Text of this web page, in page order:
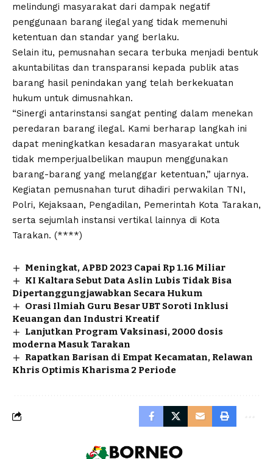
melindungi masyarakat dari dampak negatif
penggunaan barang ilegal yang tidak memenuhi
ketentuan dan standar yang berlaku.
Selain itu, pemusnahan secara terbuka menjadi bentuk
akuntabilitas dan transparansi kepada publik atas
barang hasil penindakan yang telah berkekuatan
hukum untuk dimusnahkan.
“Sinergi antarinstansi sangat penting dalam menekan
peredaran barang ilegal. Kami berharap langkah ini
dapat meningkatkan kesadaran masyarakat untuk
tidak memperjualbelikan maupun menggunakan
barang-barang yang melanggar ketentuan,” ujarnya.
Kegiatan pemusnahan turut dihadiri perwakilan TNI,
Polri, Kejaksaan, Pengadilan, Pemerintah Kota Tarakan,
serta sejumlah instansi vertikal lainnya di Kota
Tarakan. (****)
Meningkat, APBD 2023 Capai Rp 1.16 Miliar
KI Kaltara Sebut Data Aslin Lubis Tidak Bisa
Dipertanggungjawabkan Secara Hukum
Orasi Ilmiah Guru Besar UBT Soroti Inklusi
Keuangan dan Industri Kreatif
Lanjutkan Program Vaksinasi, 2000 dosis
moderna Masuk Tarakan
Rapatkan Barisan di Empat Kecamatan, Relawan
Khris Optimis Kharisma 2 Periode